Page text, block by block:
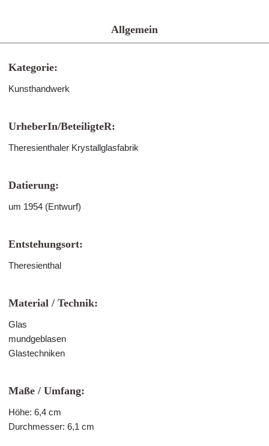
Allgemein
Kategorie:
Kunsthandwerk
UrheberIn/BeteiligteR:
Theresienthaler Krystallglasfabrik
Datierung:
um 1954 (Entwurf)
Entstehungsort:
Theresienthal
Material / Technik:
Glas
mundgeblasen
Glastechniken
Maße / Umfang:
Höhe: 6,4 cm
Durchmesser: 6,1 cm